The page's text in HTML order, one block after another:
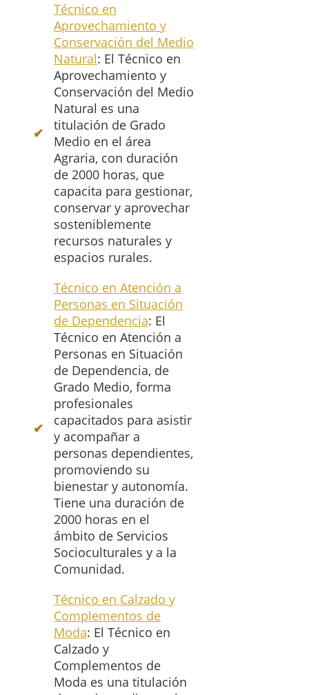
Técnico en
Aprovechamiento y
Conservación del Medio
Natural: El Técnico en
Aprovechamiento y
Conservación del Medio
Natural es una
titulación de Grado
Medio en el área
Agraria, con duración
de 2000 horas, que
capacita para gestionar,
conservar y aprovechar
sosteniblemente
recursos naturales y
espacios rurales.
Técnico en Atención a
Personas en Situación
de Dependencia: El
Técnico en Atención a
Personas en Situación
de Dependencia, de
Grado Medio, forma
profesionales
capacitados para asistir
y acompañar a
personas dependientes,
promoviendo su
bienestar y autonomía.
Tiene una duración de
2000 horas en el
ámbito de Servicios
Socioculturales y a la
Comunidad.
Técnico en Calzado y
Complementos de
Moda: El Técnico en
Calzado y
Complementos de
Moda es una titulación